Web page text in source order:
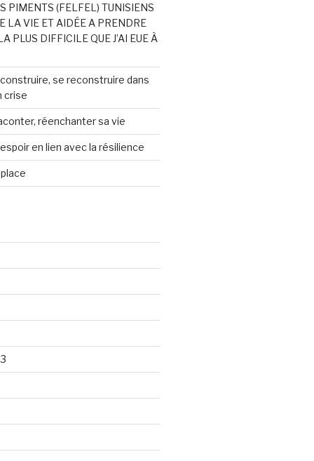
PIMENTS (FELFEL) TUNISIENS
LA VIE ET AIDÉE A PRENDRE
PLUS DIFFICILE QUE J’AI EUE À
se reconstruire dans
crise
réenchanter sa vie
en lien avec la résilience